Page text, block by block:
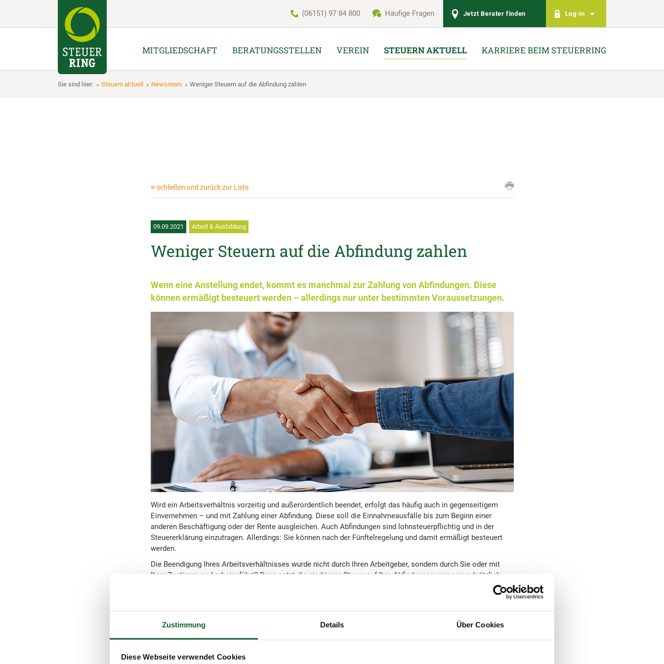
Zustimmung Details Über Cookies
Diese Webseite verwendet Cookies
(06151) 97 84 800 Häufige Fragen Jetzt Berater finden Log-in
MITGLIEDSCHAFT BERATUNGSSTELLEN VEREIN STEUERN AKTUELL KARRIERE BEIM STEUERRING
Sie sind hier: Steuern aktuell Newsroom Weniger Steuern auf die Abfindung zahlen
schließen und zurück zur Liste
09.09.2021 Arbeit & Ausbildung
Weniger Steuern auf die Abfindung zahlen
Wenn eine Anstellung endet, kommt es manchmal zur Zahlung von Abfindungen. Diese
können ermäßigt besteuert werden – allerdings nur unter bestimmten Voraussetzungen.
Wird ein Arbeitsverhältnis vorzeitig und außerordentlich beendet, erfolgt das häufig auch in gegenseitigem
Einvernehmen – und mit Zahlung einer Abfindung. Diese soll die Einnahmeausfälle bis zum Beginn einer
anderen Beschäftigung oder der Rente ausgleichen. Auch Abfindungen sind lohnsteuerpflichtig und in der
Steuererklärung einzutragen. Allerdings: Sie können nach der Fünftelregelung und damit ermäßigt besteuert
werden.
Die Beendigung Ihres Arbeitsverhältnisses wurde nicht durch Ihren Arbeitgeber, sondern durch Sie oder mit
Ihrer Zustimmung herbeigeführt? Dann setzt die niedrigere Steuer auf Ihre Abfindungssumme grundsätzlich
voraus, dass Sie unter erheblichem Druck – ob rechtlich, wirtschaftlich oder tatsächlich – gehandelt haben.
hat jedoch bereits im Jahr 2018 entschieden: Zahlt der Arbeitgeber im
auch er an der Auflösung des Arbeitsverhältnisses erheblich interessiert war – sonst hätte er schließlich
aber zu einer Beweislastumkehr: Das Finanzamt muss nachweisen, dass der Arbeitnehmer